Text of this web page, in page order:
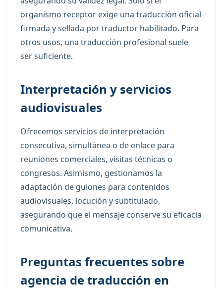
organismo receptor exige una traducción oficial
firmada y sellada por traductor habilitado. Para
otros usos, una traducción profesional suele
ser suficiente.
Interpretación y servicios
audiovisuales
Ofrecemos servicios de interpretación
consecutiva, simultánea o de enlace para
reuniones comerciales, visitas técnicas o
congresos. Asimismo, gestionamos la
adaptación de guiones para contenidos
audiovisuales, locución y subtitulado,
asegurando que el mensaje conserve su eficacia
comunicativa.
Preguntas frecuentes sobre
agencia de traducción en